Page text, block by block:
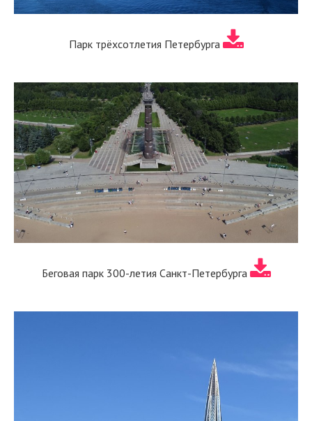
Парк трёхсотлетия Петербурга
Беговая парк 300-летия Санкт-Петербурга